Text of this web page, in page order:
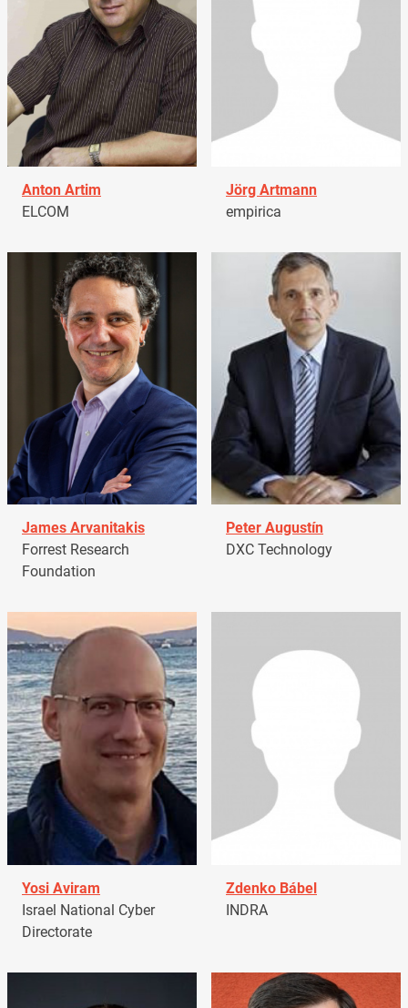
Anton Artim
ELCOM
Jörg Artmann
empirica
James Arvanitakis
Forrest Research
Foundation
Peter Augustín
DXC Technology
Yosi Aviram
Israel National Cyber
Directorate
Zdenko Bábel
INDRA